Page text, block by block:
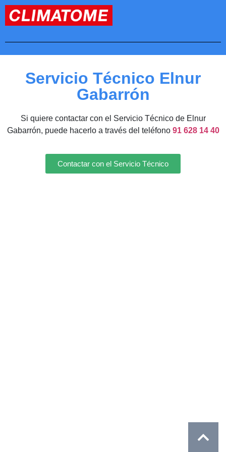
Servicio Técnico Elnur
Gabarrón
Si quiere contactar con el Servicio Técnico de Elnur
Gabarrón, puede hacerlo a través del teléfono 91 628 14 40
Contactar con el Servicio Técnico